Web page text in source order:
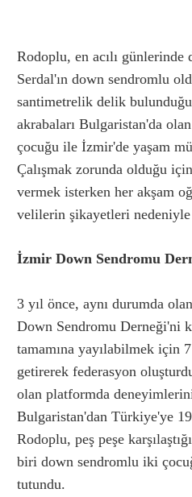
Rodoplu, en acılı
Serdal'ın down sendromlu
santimetrelik delik
akrabaları Bulgaristan'da
çocuğu ile İzmir'de yaşam
Çalışmak zorunda olduğu
vermek isterken her akşam
velilerin şikayetleri
İzmir Down Sendromu
3 yıl önce, aynı durumda
Down Sendromu Derneği'ni
tamamına yayılabilmek için
getirerek federasyon
olan platformda
Bulgaristan'dan Türkiye'ye
Rodoplu, peş peşe
biri down sendromlu iki
tutundu.